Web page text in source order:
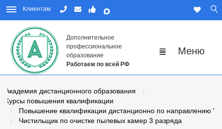
Клиентам
Дополнительное
профессиональное
образование
Работаем по всей РФ
Академия дистанционного образования
Курсы повышения квалификации
Повышение квалификации дистанционно по направлению
Чистильщик по очистке пылевых камер 3 разряда